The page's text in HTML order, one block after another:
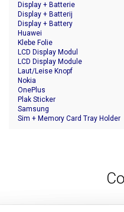
Display + Batterie
Display + Batterij
Display + Battery
Huawei
Klebe Folie
LCD Display Modul
LCD Display Module
Laut/Leise Knopf
Nokia
OnePlus
Plak Sticker
Samsung
Sim + Memory Card Tray Holder